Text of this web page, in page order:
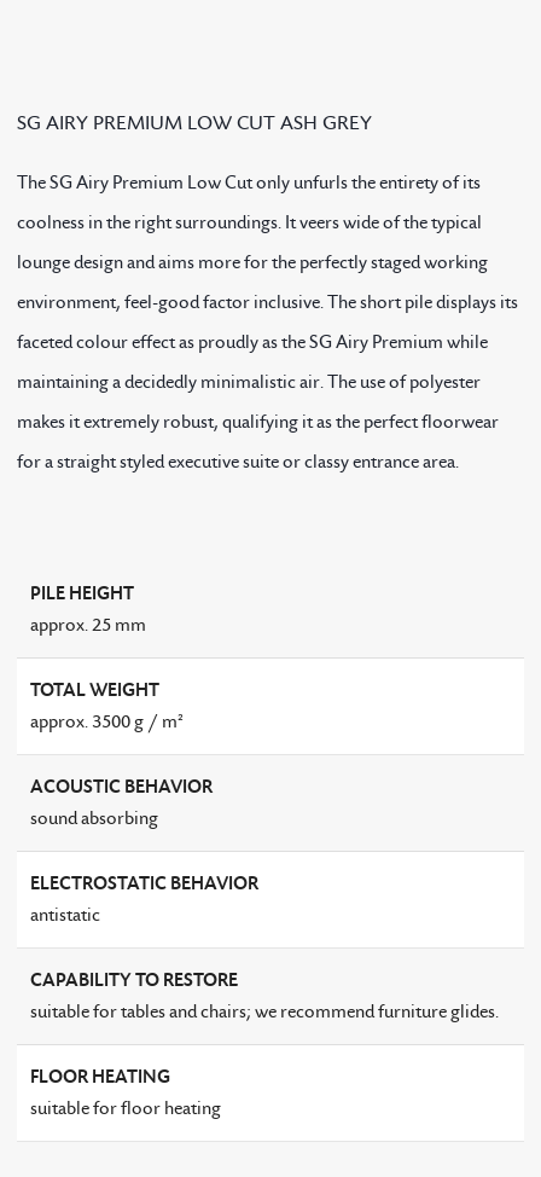
SG AIRY PREMIUM LOW CUT ASH GREY
The SG Airy Premium Low Cut only unfurls the entirety of its
coolness in the right surroundings. It veers wide of the typical
lounge design and aims more for the perfectly staged working
environment, feel-good factor inclusive. The short pile displays its
faceted colour effect as proudly as the SG Airy Premium while
maintaining a decidedly minimalistic air. The use of polyester
makes it extremely robust, qualifying it as the perfect floorwear
for a straight styled executive suite or classy entrance area.
PILE HEIGHT
approx. 25 mm
TOTAL WEIGHT
approx. 3500 g / m²
ACOUSTIC BEHAVIOR
sound absorbing
ELECTROSTATIC BEHAVIOR
antistatic
CAPABILITY TO RESTORE
suitable for tables and chairs; we recommend furniture glides.
FLOOR HEATING
suitable for floor heating